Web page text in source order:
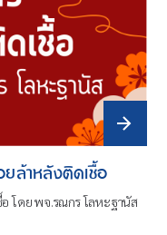
ล้าหลังติดเชื้อ
โดย พจ.รณกร โลหะฐานัส